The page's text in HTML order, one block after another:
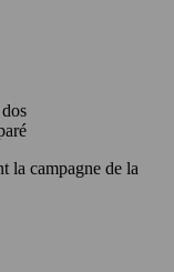
la campagne de la